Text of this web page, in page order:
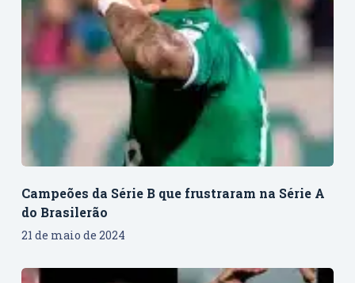
Campeões da Série B que frustraram na Série A
do Brasilerão
21 de maio de 2024